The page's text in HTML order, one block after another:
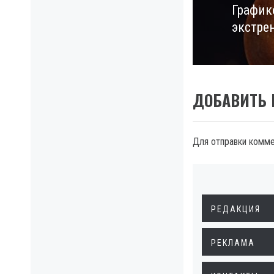
Next
post:
ДОБАВИТЬ
Для отправки
РЕДАКЦИЯ
РЕКЛАМА